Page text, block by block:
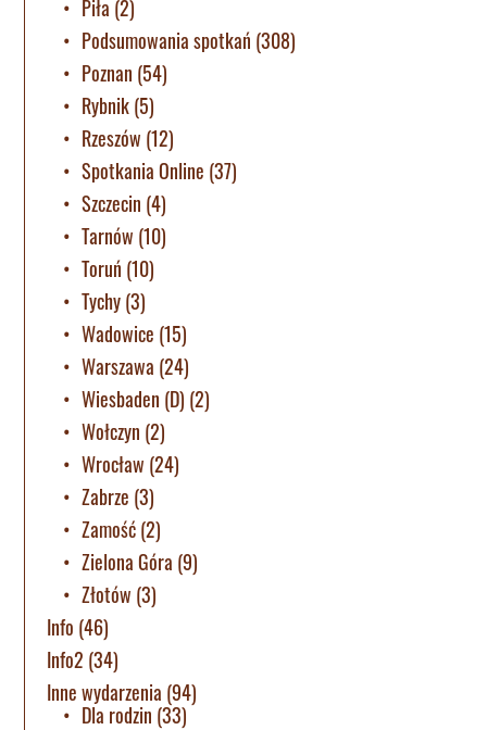
Piła (2)
Podsumowania spotkań (308)
Poznan (54)
Rybnik(5)
Rzeszów (12)
Spotkania Online (37)
Szczecin (4)
Tarnów (10)
Toruń (10)
Tychy(3)
Wadowice (15)
Warszawa (24)
Wiesbaden (D) (2)
Wołczyn (2)
Wrocław (24)
Zabrze (3)
Zamość(2)
Zielona Góra (9)
Złotów (3)
Info (46)
Info2 (34)
Inne wydarzenia (94)
Dla rodzin (33)